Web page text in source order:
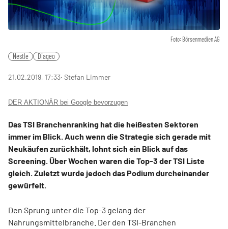
Foto: Börsenmedien AG
Nestle Diageo
21.02.2019, 17:33‧ Stefan Limmer
DER AKTIONÄR bei Google bevorzugen
Das TSI Branchenranking hat die heißesten Sektoren
immer im Blick. Auch wenn die Strategie sich gerade mit
Neukäufen zurückhält, lohnt sich ein Blick auf das
Screening. Über Wochen waren die Top-3 der TSI Liste
gleich. Zuletzt wurde jedoch das Podium durcheinander
gewürfelt.
Den Sprung unter die Top-3 gelang der
Nahrungsmittelbranche. Der den TSI-Branchen